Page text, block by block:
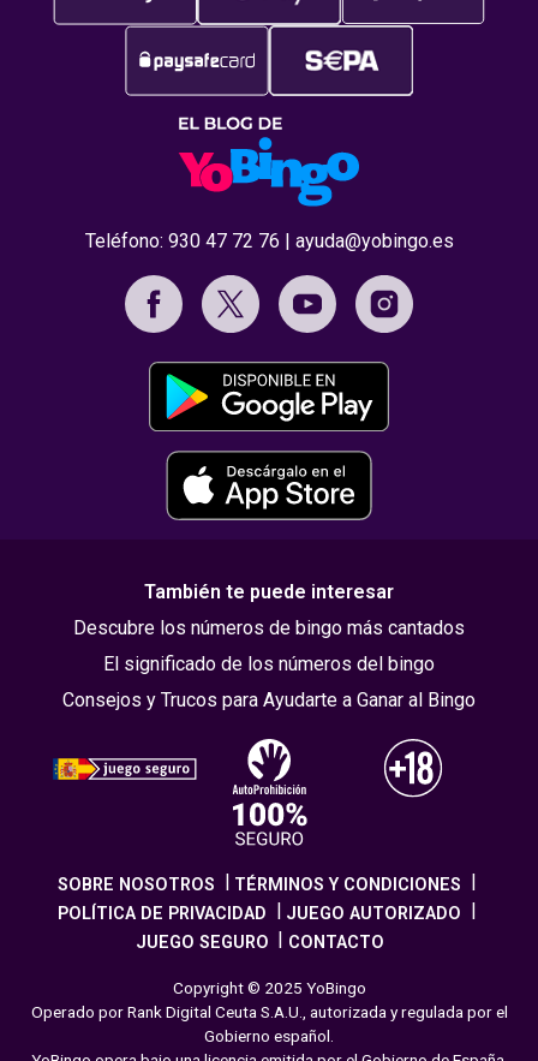
Teléfono: 930 47 72 76 ayuda@yobingo.es
También te puede interesar
Descubre los números de bingo más cantados
El significado de los números del bingo
Consejos y Trucos para Ayudarte a Ganar al Bingo
SOBRE NOSOTROS
TÉRMINOS Y CONDICIONES
POLÍTICA DE PRIVACIDAD
JUEGO AUTORIZADO
JUEGO SEGURO
CONTACTO
Copyright © 2025 YoBingo
Operado por Rank Digital Ceuta S.A.U., autorizada y regulada por el
Gobierno español.